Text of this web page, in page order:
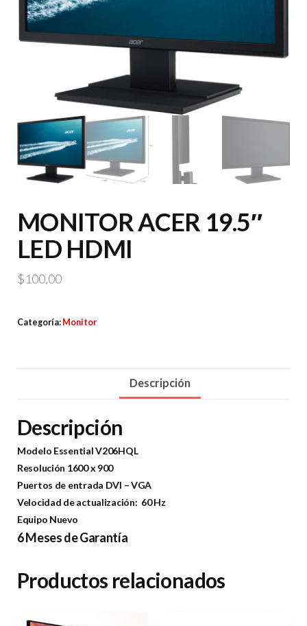
MONITOR ACER 19.5″
LED HDMI
$100,00
Categoría: Monitor
Descripción
Descripción
Modelo Essential V206HQL
Resolución 1600 x 900
Puertos de entrada DVI – VGA
Velocidad de actualización: 60 Hz
Equipo Nuevo
6 Meses de Garantía
Productos relacionados